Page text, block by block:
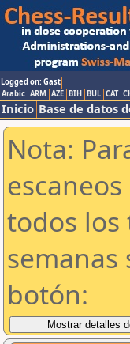
Logged on: Gast
Arabic ARM AZE BIH BUL CAT
Inicio Base de datos
Nota:
todos los
botón: